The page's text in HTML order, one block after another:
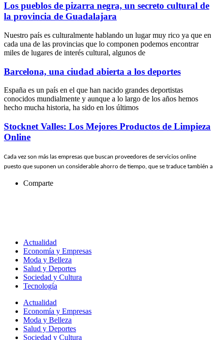
Los pueblos de pizarra negra, un secreto cultural de
la provincia de Guadalajara
Nuestro país es culturalmente hablando un lugar muy rico ya que en
cada una de las provincias que lo componen podemos encontrar
miles de lugares de interés cultural, algunos de
Barcelona, una ciudad abierta a los deportes
España es un país en el que han nacido grandes deportistas
conocidos mundialmente y aunque a lo largo de los años hemos
hecho mucha historia, ha sido en los últimos
Stocknet Valles: Los Mejores Productos de Limpieza
Online
Cada vez son más las empresas que buscan proveedores de servicios online
puesto que suponen un considerable ahorro de tiempo, que se traduce también a
Comparte
Actualidad
Economía y Empresas
Moda y Belleza
Salud y Deportes
Sociedad y Cultura
Tecnología
Actualidad
Economía y Empresas
Moda y Belleza
Salud y Deportes
Sociedad y Cultura